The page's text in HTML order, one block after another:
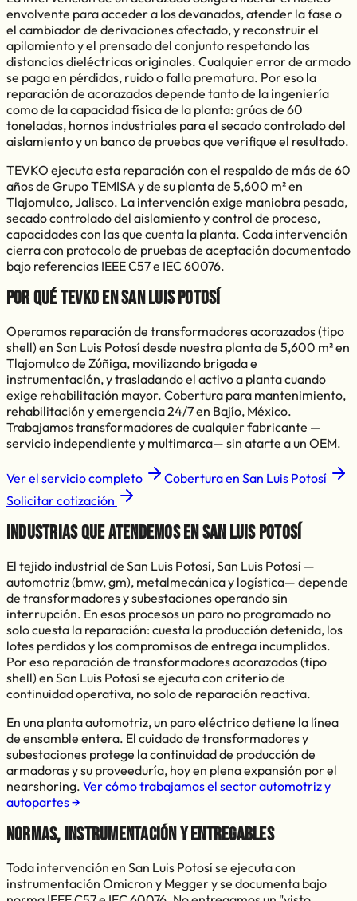
envolvente para acceder a los devanados, atender la fase o
el cambiador de derivaciones afectado, y reconstruir el
apilamiento y el prensado del conjunto respetando las
distancias dieléctricas originales. Cualquier error de armado
se paga en pérdidas, ruido o falla prematura. Por eso la
reparación de acorazados depende tanto de la ingeniería
como de la capacidad física de la planta: grúas de 60
toneladas, hornos industriales para el secado controlado del
aislamiento y un banco de pruebas que verifique el resultado.
TEVKO ejecuta esta reparación con el respaldo de más de 60
años de Grupo TEMISA y de su planta de 5,600 m² en
Tlajomulco, Jalisco. La intervención exige maniobra pesada,
secado controlado del aislamiento y control de proceso,
capacidades con las que cuenta la planta. Cada intervención
cierra con protocolo de pruebas de aceptación documentado
bajo referencias IEEE C57 e IEC 60076.
Por qué TEVKO enSan Luis Potosí
Operamos reparación de transformadores acorazados (tipo
shell) en San Luis Potosí desde nuestra planta de 5,600 m² en
Tlajomulco de Zúñiga, movilizando brigada e
instrumentación, y trasladando el activo a planta cuando
exige rehabilitación mayor. Cobertura para mantenimiento,
rehabilitación y emergencia 24/7 en Bajío, México.
Trabajamos transformadores de cualquier fabricante —
servicio independiente y multimarca— sin atarte a un OEM.
Ver el servicio completo Cobertura en San Luis Potosí
Solicitar cotización
Industrias que atendemos enSan Luis Potosí
El tejido industrial de San Luis Potosí,San Luis Potosí —
automotriz (bmw, gm), metalmecánica y logística— depende
de transformadores y subestaciones operando sin
interrupción. En esos procesos un paro no programado no
solo cuesta la reparación: cuesta la producción detenida, los
lotes perdidos y los compromisos de entrega incumplidos.
Por eso reparación de transformadores acorazados (tipo
shell) en San Luis Potosíse ejecuta con criterio de
continuidad operativa, no solo de reparación reactiva.
En una planta automotriz, un paro eléctrico detiene la línea
de ensamble entera. El cuidado de transformadores y
subestaciones protege la continuidad de producción de
armadoras y su proveeduría, hoy en plena expansión por el
nearshoring. Ver cómo trabajamos el sectorautomotriz y
autopartes→
Normas, instrumentación y entregables
Toda intervención en San Luis Potosíse ejecuta con
instrumentación Omicron y Megger y se documenta bajo